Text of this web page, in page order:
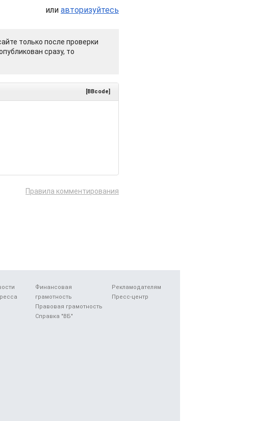
или авторизуйтесь
только после проверки
сразу, то
[BBcode]
Правила комментирования
Финансовая
грамотность
Правовая грамотность
Справка "ВБ"
Рекламодателям
Пресс-центр